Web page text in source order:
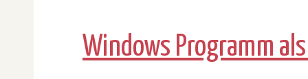
Windows Programm